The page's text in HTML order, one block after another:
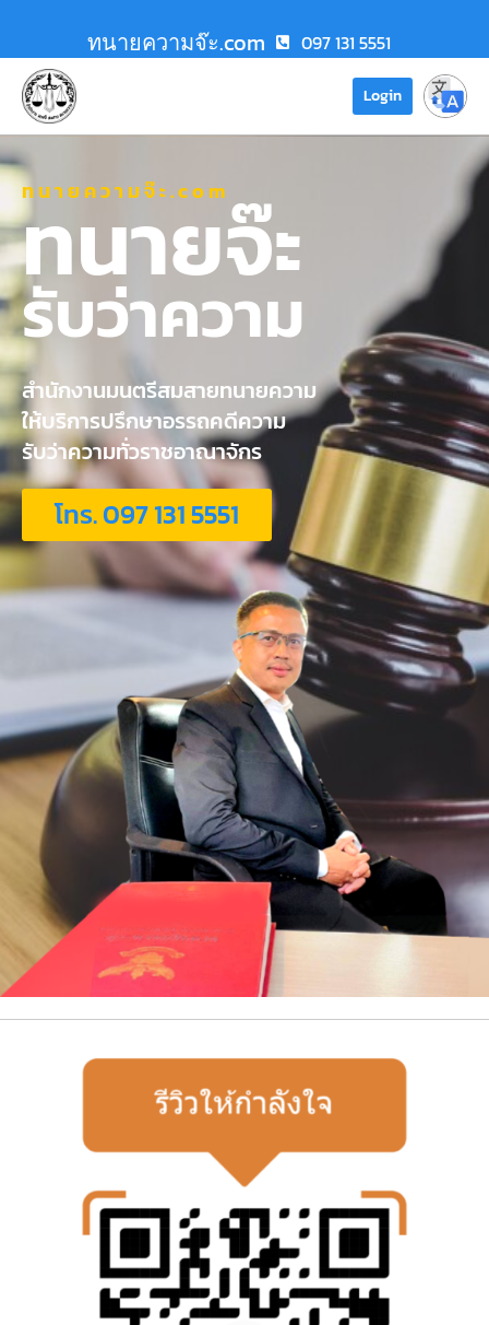
ทนายความจ๊ะ.com 097 131 5551
Login
ทนายความจ๊ะ.com
ทนายจ๊ะ
รับว่าความ
สำนักงานมนตรีสมสายทนายความ
ให้บริการปรึกษาอรรถคดีความ
รับว่าความทั่วราชอาณาจักร
โทร. 097 131 5551